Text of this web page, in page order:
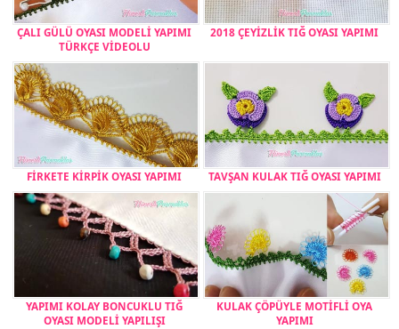
ÇALI GÜLÜ OYASI MODELİ YAPIMI
TÜRKÇE VİDEOLU
2018 ÇEYİZLİK TIĞ OYASI YAPIMI
FİRKETE KİRPİK OYASI YAPIMI TAVŞAN KULAK TIĞ OYASI YAPIMI
YAPIMI KOLAY BONCUKLU TIĞ
OYASI MODELİ YAPILIŞI
KULAK ÇÖPÜYLE MOTİFLİ OYA
YAPIMI